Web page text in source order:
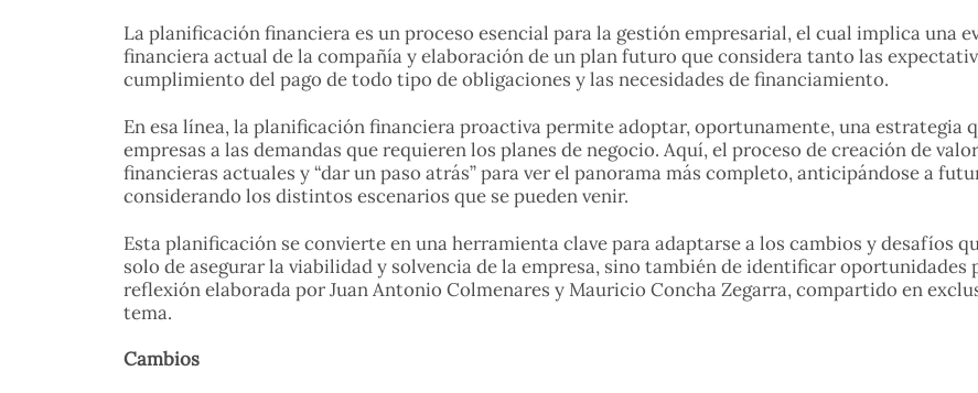
La planificación financiera es un proceso esencial para la gestión empresarial, el cual implica una
financiera actual de la compañía y elaboración de un plan futuro que considera tanto las
cumplimiento del pago de todo tipo de obligaciones y las necesidades de financiamiento.
En esa línea, la planificación financiera proactiva permite adoptar, oportunamente, una estrategia
empresas a las demandas que requieren los planes de negocio. Aquí, el proceso de creación de
financieras actuales y “dar un paso atrás” para ver el panorama más completo, anticipándose a
considerando los distintos escenarios que se pueden venir.
Esta planificación se convierte en una herramienta clave para adaptarse a los cambios y desafíos
solo de asegurar la viabilidad y solvencia de la empresa, sino también de identificar oportunidades
reflexión elaborada por Juan Antonio Colmenares y Mauricio Concha Zegarra, compartido en
tema.
Cambios